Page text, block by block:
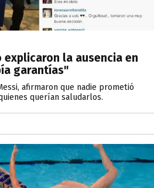
explicaron la ausencia en
garantías"
afirmaron que nadie prometió
querían saludarlos.